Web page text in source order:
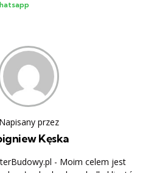
Napisany przez
Kęska
- Moim celem jest